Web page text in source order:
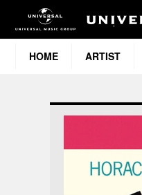
HOME ARTIST